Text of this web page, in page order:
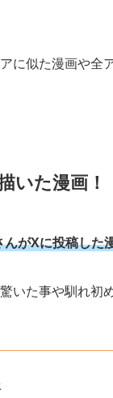
に似た漫画や全
いた漫画！
がXに投稿した
いた事や馴れ初